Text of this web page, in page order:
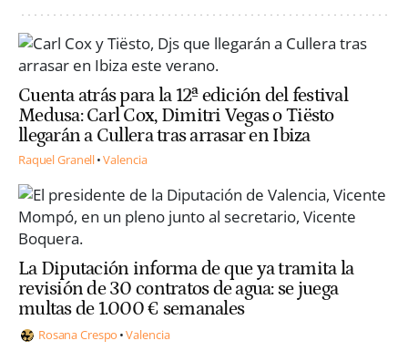
Cuenta atrás para la 12ª edición del festival
Medusa: Carl Cox, Dimitri Vegas o Tiësto
llegarán a Cullera tras arrasar en Ibiza
Raquel Granell Valencia
La Diputación informa de que ya tramita la
revisión de 30 contratos de agua: se juega
multas de 1.000 € semanales
Rosana Crespo Valencia